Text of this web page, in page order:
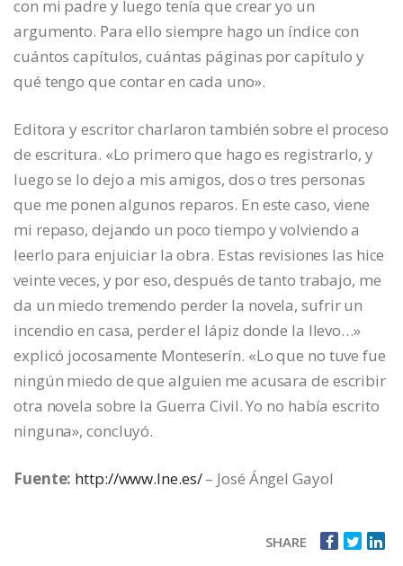
con mi padre y luego tenía que crear yo un
argumento. Para ello siempre hago un índice con
cuántos capítulos, cuántas páginas por capítulo y
qué tengo que contar en cada uno».
Editora y escritor charlaron también sobre el proceso
de escritura. «Lo primero que hago es registrarlo, y
luego se lo dejo a mis amigos, dos o tres personas
que me ponen algunos reparos. En este caso, viene
mi repaso, dejando un poco tiempo y volviendo a
leerlo para enjuiciar la obra. Estas revisiones las hice
veinte veces, y por eso, después de tanto trabajo, me
da un miedo tremendo perder la novela, sufrir un
incendio en casa, perder el lápiz donde la llevo…»
explicó jocosamente Monteserín. «Lo que no tuve fue
ningún miedo de que alguien me acusara de escribir
otra novela sobre la Guerra Civil. Yo no había escrito
ninguna», concluyó.
Fuente: http://www.lne.es/– José Ángel Gayol
SHARE